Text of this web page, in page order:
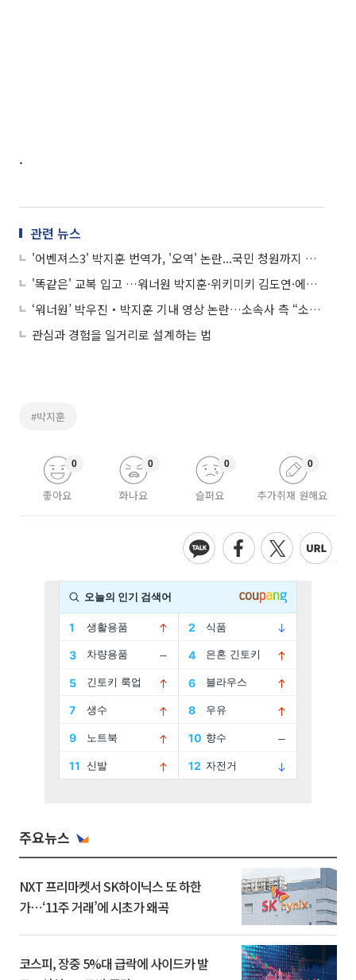
·
관련 뉴스
'어벤져스3' 박지훈 번역가, '오역' 논란...국민 청원까지 등장
'똑같은' 교복 입고 …워너원 박지훈·위키미키 김도연·에이프릴 나은 "오늘 졸업했어요"
‘워너원’ 박우진‧박지훈 기내 영상 논란…소속사 측 “소문난 절친, 오해 없길”
관심과 경험을 일거리로 설계하는 법
#박지훈
좋아요
0
화나요
0
슬퍼요
0
추가취재 원해요
0
주요뉴스
NXT 프리마켓서 SK하이닉스 또 하한
가⋯‘11주 거래’에 시초가 왜곡
코스피, 장중 5%대 급락에 사이드카 발